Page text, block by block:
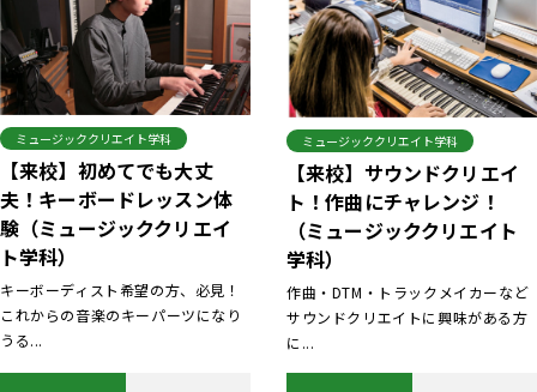
ミュージッククリエイト学科
【来校】初めてでも大丈
夫！キーボードレッスン体
験（ミュージッククリエイ
ト学科）
キーボーディスト希望の方、必見！
これからの音楽のキーパーツになり
うる...
ミュージッククリエイト学科
【来校】サウンドクリエイ
ト！作曲にチャレンジ！
（ミュージッククリエイト
学科）
作曲・DTM・トラックメイカーなど
サウンドクリエイトに興味がある方
に...